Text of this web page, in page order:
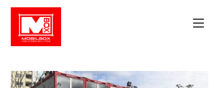
Skip
content